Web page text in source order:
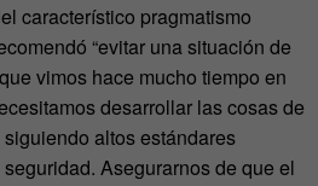
característico pragmatismo
“evitar una situación de
vimos hace mucho tiempo en
desarrollar las cosas de
altos estándares
Asegurarnos de que el